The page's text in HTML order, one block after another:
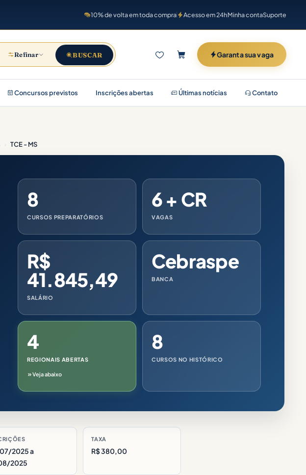
10% de volta em toda compra Acesso em 24hMinha contaSuporte
Refinar BUSCAR Garanta sua vaga
Concursos previstos Inscrições abertas Últimas notícias Contato
› TCE - MS
8
CURSOS PREPARATÓRIOS
6 + CR
VAGAS
R$
41.845,49
SALÁRIO
Cebraspe
BANCA
4
REGIONAIS ABERTAS
Veja abaixo
8
CURSOS NO HISTÓRICO
2025 a
2025
TAXA
R$ 380,00